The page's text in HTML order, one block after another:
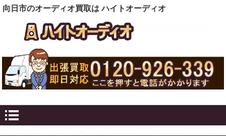
向日市のオーディオ買取は ハイトオーディオ